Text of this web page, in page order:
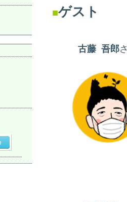
■ゲスト
古藤吾郎